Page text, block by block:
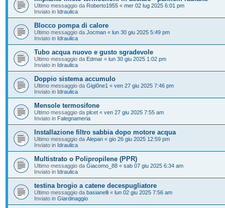
Ultimo messaggio da Roberto1955 « mer 02 lug 2025 6:01 pm
Inviato in Idraulica
Blocco pompa di calore
Ultimo messaggio da Jocman « lun 30 giu 2025 5:49 pm
Inviato in Idraulica
Tubo acqua nuovo e gusto sgradevole
Ultimo messaggio da Edmar « lun 30 giu 2025 1:02 pm
Inviato in Idraulica
Doppio sistema accumulo
Ultimo messaggio da Gigi0ne1 « ven 27 giu 2025 7:46 pm
Inviato in Idraulica
Mensole termosifone
Ultimo messaggio da plcet « ven 27 giu 2025 7:55 am
Inviato in Falegnameria
Installazione filtro sabbia dopo motore acqua
Ultimo messaggio da Alepan « gio 26 giu 2025 12:59 pm
Inviato in Idraulica
Multistrato o Polipropilene (PPR)
Ultimo messaggio da Giacomo_88 « sab 07 giu 2025 6:34 am
Inviato in Idraulica
testina brogio a catene decespugliatore
Ultimo messaggio da basianelli « lun 02 giu 2025 7:56 am
Inviato in Giardinaggio